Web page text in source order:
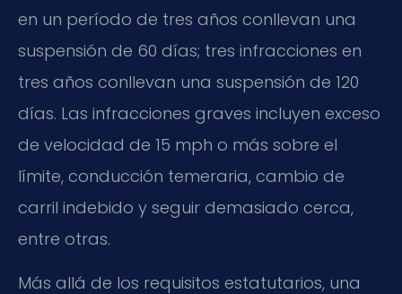
en un período de tres años conllevan una
suspensión de 60 días; tres infracciones en
tres años conllevan una suspensión de 120
días. Las infracciones graves incluyen exceso
de velocidad de 15 mph o más sobre el
límite, conducción temeraria, cambio de
carril indebido y seguir demasiado cerca,
entre otras.
Más allá de los requisitos estatutarios, una